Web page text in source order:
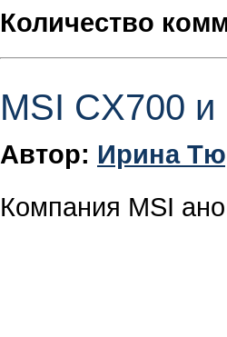
Количество
MSI CX700
Автор: Ирина
Компания MSI